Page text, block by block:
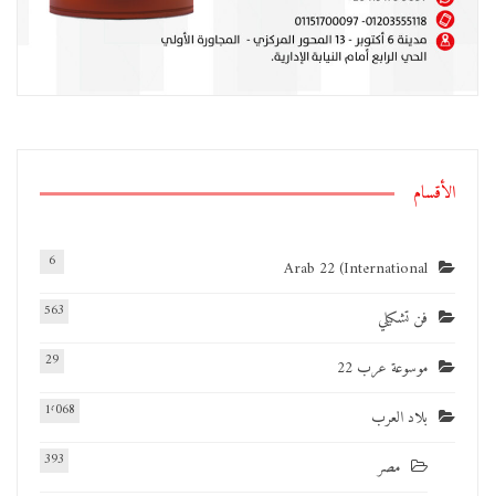
الأقسام
Arab 22 (International
6
فن تشكيلي 563
موسوعة عرب 22 29
بلاد العرب 1٬068
مصر 393